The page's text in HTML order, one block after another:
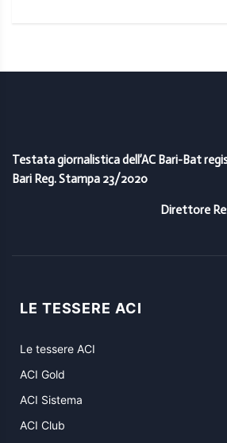
Testata giornalistica dell’AC Bari-Bat
Bari Reg. Stampa 23/2020
Direttore
LE TESSERE ACI
Le tessere ACI
ACI Gold
ACI Sistema
ACI Club